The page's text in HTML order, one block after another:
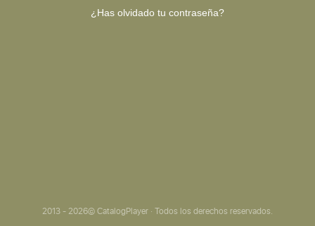
¿Has olvidado tu contraseña?
2013 - 2026© CatalogPlayer · Todos los derechos reservados.